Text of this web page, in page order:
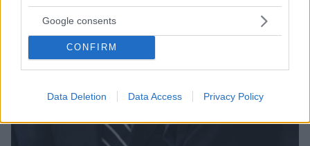
Google consents
CONFIRM
Data Deletion Data Access Privacy Policy